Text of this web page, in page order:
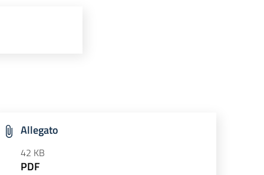
Allegato
42 KB
PDF